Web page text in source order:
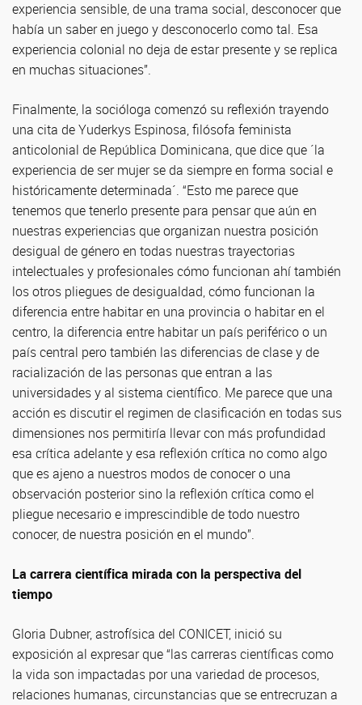
experiencia sensible, de una trama social, desconocer que
había un saber en juego y desconocerlo como tal. Esa
experiencia colonial no deja de estar presente y se replica
en muchas situaciones”.
Finalmente, la socióloga comenzó su reflexión trayendo
una cita de Yuderkys Espinosa, filósofa feminista
anticolonial de República Dominicana, que dice que ´la
experiencia de ser mujer se da siempre en forma social e
históricamente determinada´. “Esto me parece que
tenemos que tenerlo presente para pensar que aún en
nuestras experiencias que organizan nuestra posición
desigual de género en todas nuestras trayectorias
intelectuales y profesionales cómo funcionan ahí también
los otros pliegues de desigualdad, cómo funcionan la
diferencia entre habitar en una provincia o habitar en el
centro, la diferencia entre habitar un país periférico o un
país central pero también las diferencias de clase y de
racialización de las personas que entran a las
universidades y al sistema científico. Me parece que una
acción es discutir el regimen de clasificación en todas sus
dimensiones nos permitiría llevar con más profundidad
esa crítica adelante y esa reflexión crítica no como algo
que es ajeno a nuestros modos de conocer o una
observación posterior sino la reflexión crítica como el
pliegue necesario e imprescindible de todo nuestro
conocer, de nuestra posición en el mundo”.
La carrera científica mirada con la perspectiva del
tiempo
Gloria Dubner, astrofísica del CONICET, inició su
exposición al expresar que “las carreras científicas como
la vida son impactadas por una variedad de procesos,
relaciones humanas, circunstancias que se entrecruzan a